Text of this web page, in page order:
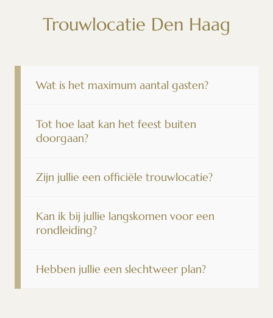
Trouwlocatie Den Haag
Wat is het maximum aantal gasten?
Tot hoe laat kan het feest buiten
doorgaan?
Zijn jullie een officiële trouwlocatie?
Kan ik bij jullie langskomen voor een
rondleiding?
Hebben jullie een slechtweer plan?